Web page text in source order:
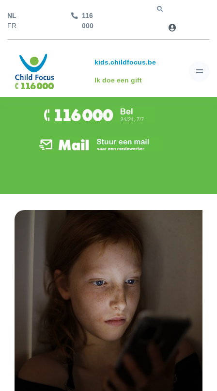
NL
FR
116
000
kids.childfocus.be
Ik doe een gift